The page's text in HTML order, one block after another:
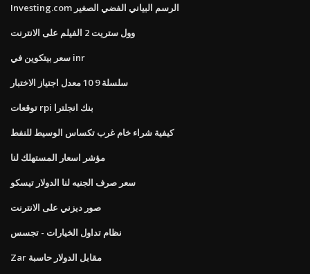
Investing.com الرسم البياني الفضي الصغير
وول ستريت 2 الفيلم على الانترنت
سعر بيتكوين في inr
سلسلة 9 10 معدل اجتياز الاختبار
توقعات rpi بنك انجلترا
كيفية شراء خام غرب تكساس الوسيط للنفط
مؤشر اسعار المستهلك لنا
سعر صرف الجنيه لنا الدولار تيسكو
صور ديزني على الانترنت
نظام تداول الخيارات - تجسس
Zar مقابل الدولار حاسبة